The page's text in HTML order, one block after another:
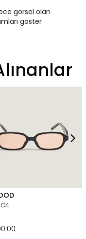
görsel olan
göster